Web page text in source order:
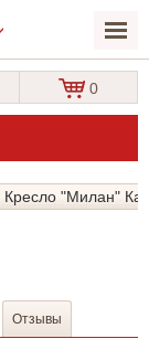
0
Кресло "Милан"
Отзывы